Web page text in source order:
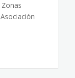
Zonas